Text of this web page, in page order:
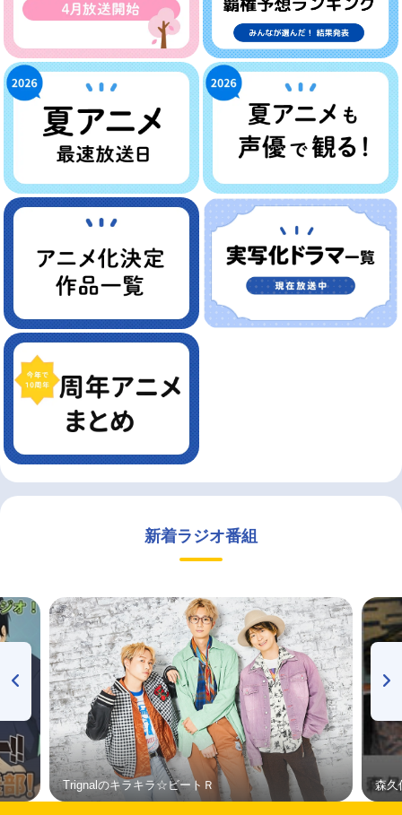
新着ラジオ番組
Trignalのキラキラ☆ビートＲ 森久